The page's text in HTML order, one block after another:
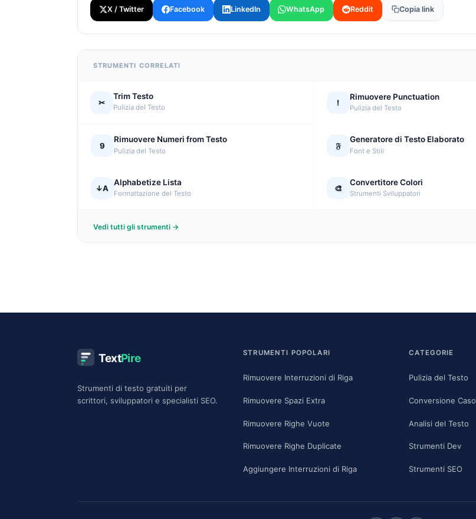
X / Twitter Facebook LinkedIn WhatsApp Reddit Copia link
STRUMENTI CORRELATI
✂
Trim Testo
Pulizia del Testo
!
Rimuovere Punctuation
Pulizia del Testo
9
Rimuovere Numeri from Testo
Pulizia del Testo
𝔉
Generatore di Testo Elaborato
Font e Stili
↓A
Alphabetize Lista
Formattazione del Testo
🎨
Convertitore Colori
Strumenti Sviluppatori
Vedi tutti gli strumenti →
TextPire
Strumenti di testo gratuiti per
scrittori, sviluppatori e specialisti SEO.
STRUMENTI POPOLARI
Rimuovere Interruzioni di Riga
Rimuovere Spazi Extra
Rimuovere Righe Vuote
Rimuovere Righe Duplicate
Aggiungere Interruzioni di Riga
CATEGORIE
Pulizia del Testo
Conversione Caso
Analisi del Testo
Strumenti Dev
Strumenti SEO